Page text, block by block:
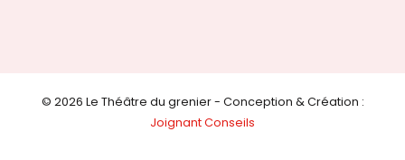
© 2026 Le Théâtre du grenier - Conception & Création :
Joignant Conseils